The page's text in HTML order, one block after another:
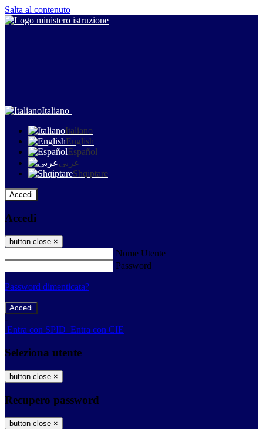
Salta al contenuto
Italiano
Italiano
English
Español
عربى
Shqiptare
Accedi
Accedi
button close ×
Nome Utente
Password
Password dimenticata?
-
Entra con SPID Entra con CIE
Seleziona utente
button close ×
Recupero password
button close ×